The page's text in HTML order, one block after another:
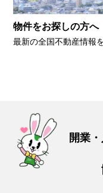
物件をお探しの方へ
最新の全国不動産情報
開業